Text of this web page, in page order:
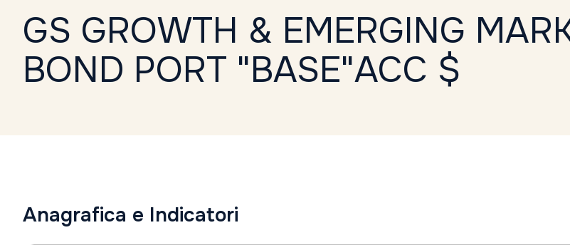
GS GROWTH & EMERGING
BOND PORT "BASE"ACC $
Anagrafica e Indicatori